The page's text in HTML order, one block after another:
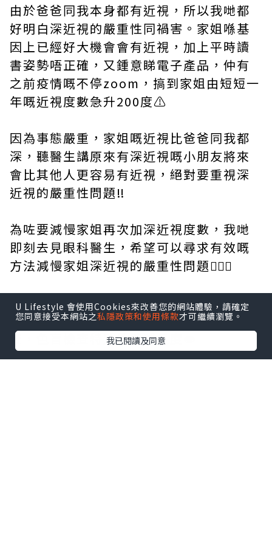
由於爸爸同我本身都有近視，所以我哋都
好明白深近視的嚴重性同禍害。家姐喺基
因上已經好大機會會有近視，加上平時讀
書姿勢唔正確，又鍾意睇電子產品，仲有
之前疫情嘅不停zoom，搞到家姐由短短一
年嘅近視度數急升200度⚠️
因為事態嚴重，家姐嘅近視比爸爸同我都
深，聽醫生講原來有深近視嘅小朋友將來
會比其他人更容易有近視，絕對要重視深
近視的嚴重性問題‼️
為咗要減慢家姐再次加深近視度數，我哋
即刻去見眼科醫生，希望可以尋求有效嘅
方法減慢家姐深近視的嚴重性問題👩🏻‍⚕️
眼科醫生好詳細幫家姐做咗好多唔同嘅眼
睛檢查，包括視力，雙眼恊調，屈光檢
查，色盲檢查特別係眼球長度👁
U Lifestyle 會使用Cookies來改善您的網站體驗，請確定
您同意接受本網站之私隱政策和使用條款才可繼續瀏覽。
我已閱讀及同意